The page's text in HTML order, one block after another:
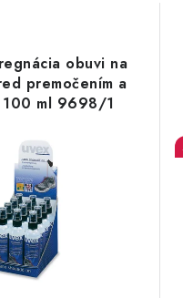
obuvi na
premočením a
100 ml 9698/1